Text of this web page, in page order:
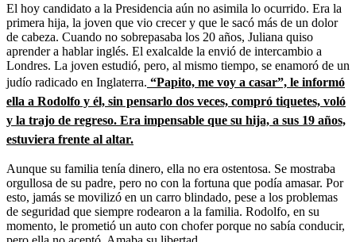
El hoy candidato a la Presidencia aún no asimila lo ocurrido. Era la
primera hija, la joven que vio crecer y que le sacó más de un dolor
de cabeza. Cuando no sobrepasaba los 20 años, Juliana quiso
aprender a hablar inglés. El exalcalde la envió de intercambio a
Londres. La joven estudió, pero, al mismo tiempo, se enamoró de un
judío radicado en Inglaterra. “Papito, me voy a casar”, le informó
ella a Rodolfo y él, sin pensarlo dos veces, compró tiquetes, voló
y la trajo de regreso. Era impensable que su hija, a sus 19 años,
estuviera frente al altar.
Aunque su familia tenía dinero, ella no era ostentosa. Se mostraba
orgullosa de su padre, pero no con la fortuna que podía amasar. Por
esto, jamás se movilizó en un carro blindado, pese a los problemas
de seguridad que siempre rodearon a la familia. Rodolfo, en su
momento, le prometió un auto con chofer porque no sabía conducir,